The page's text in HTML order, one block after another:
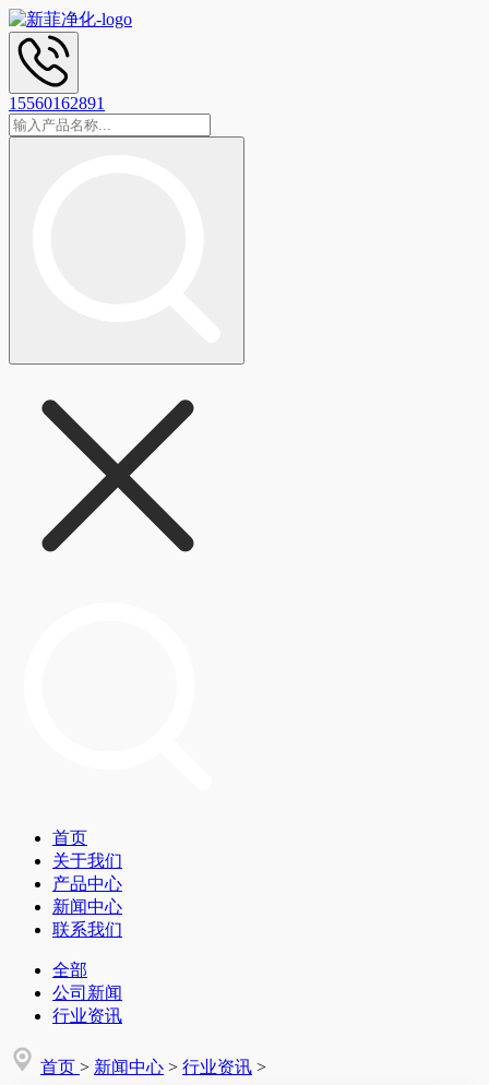
15560162891
首页
关于我们
产品中心
新闻中心
联系我们
全部
公司新闻
行业资讯
首页 > 新闻中心 > 行业资讯 >